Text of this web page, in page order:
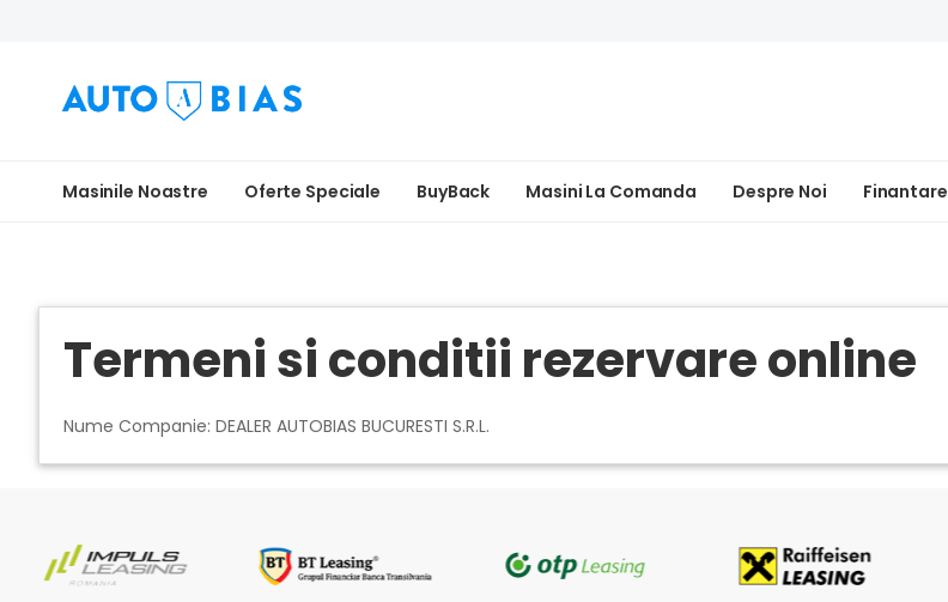
Masinile Noastre Oferte Speciale BuyBack Masini La Comanda Despre Noi Finantare
Termeni si conditii rezervare online
Nume Companie: DEALER AUTOBIAS BUCURESTI S.R.L.